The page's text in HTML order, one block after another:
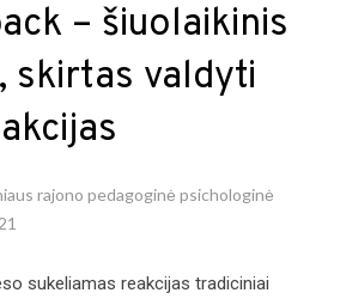
– šiuolaikinis
skirtas valdyti
rajono pedagoginė psichologinė
sukeliamas reakcijas tradiciniai